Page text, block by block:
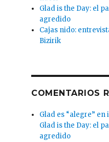
Glad is the Day: el
agredido
Cajas nido:
Bizirik
COMENTARIOS
Glad es “alegre”
Glad is the Day: el
agredido